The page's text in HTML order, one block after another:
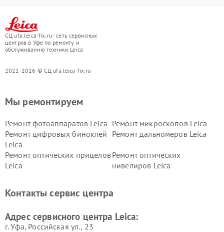
СЦ ufa.leica-fix.ru - сеть сервисных
центров в Уфе по ремонту и
обслуживанию техники Leica
2021-2026 © СЦ ufa.leica-fix.ru
Мы ремонтируем
Ремонт фотоаппаратов Leica Ремонт микроскопов Leica
Ремонт цифровых биноклей
Leica
Ремонт дальномеров Leica
Ремонт оптических прицелов
Leica
Ремонт оптических
нивелиров Leica
Контакты сервис центра
Адрес сервисного центра Leica:
г. Уфа, Российская ул., 23